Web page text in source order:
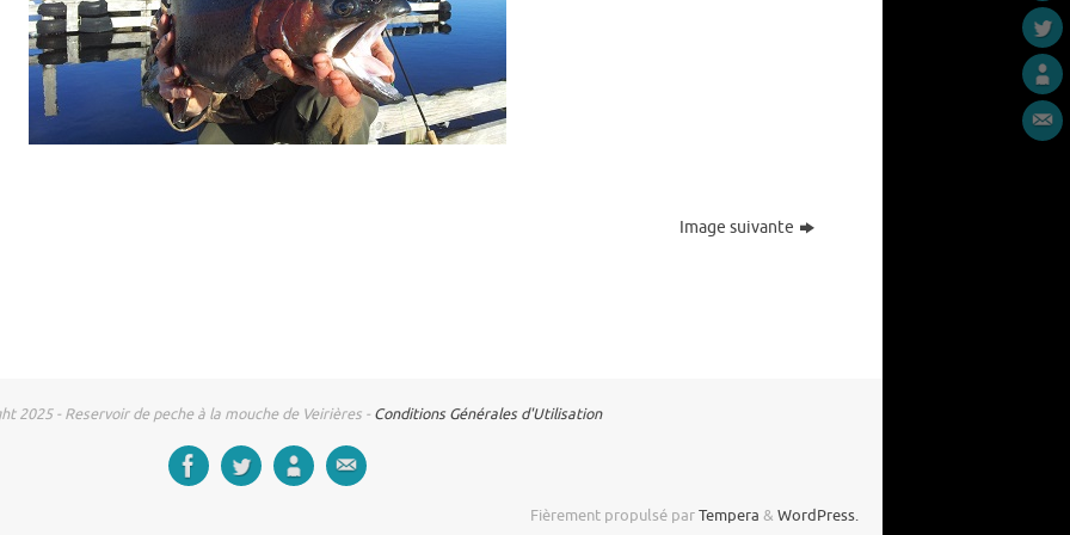
Image suivante
2025 - Reservoir de peche à la mouche de Veirières - Conditions Générales d'Utilisation
Fièrement propulsé parTempera & WordPress.